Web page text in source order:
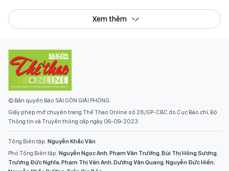
Xem thêm
© Bản quyền Báo SÀI GÒN GIẢI PHÓNG.
Giấy phép mở chuyên trang Thể Thao Online số 28/GP-CBC do Cục Báo chí, Bộ
Thông tin và Truyền thông cấp ngày 06-09-2023.
Tổng Biên tập: Nguyễn Khắc Văn
Phó Tổng Biên tập: Nguyễn Ngọc Anh,Phạm Văn Trường,Bùi Thị Hồng Sương,
Trương Đức Nghĩa,Phạm Thị Vân Anh,Dương Văn Quang,Nguyễn Đức Hiển,